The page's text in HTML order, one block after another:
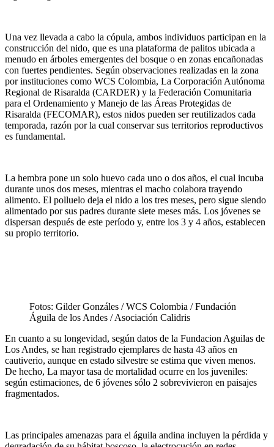
Una vez llevada a cabo la cópula, ambos individuos participan en la
construcción del nido, que es una plataforma de palitos ubicada a
menudo en árboles emergentes del bosque o en zonas encañonadas
con fuertes pendientes. Según observaciones realizadas en la zona
por instituciones como WCS Colombia, La Corporación Autónoma
Regional de Risaralda (CARDER) y la Federación Comunitaria
para el Ordenamiento y Manejo de las Áreas Protegidas de
Risaralda (FECOMAR), estos nidos pueden ser reutilizados cada
temporada, razón por la cual conservar sus territorios reproductivos
es fundamental.
La hembra pone un solo huevo cada uno o dos años, el cual incuba
durante unos dos meses, mientras el macho colabora trayendo
alimento. El polluelo deja el nido a los tres meses, pero sigue siendo
alimentado por sus padres durante siete meses más. Los jóvenes se
dispersan después de este período y, entre los 3 y 4 años, establecen
su propio territorio.
Fotos: Gilder Gonzáles / WCS Colombia / Fundación
Águila de los Andes / Asociación Calidris
En cuanto a su longevidad, según datos de la Fundacion Aguilas de
Los Andes, se han registrado ejemplares de hasta 43 años en
cautiverio, aunque en estado silvestre se estima que viven menos.
De hecho, La mayor tasa de mortalidad ocurre en los juveniles:
según estimaciones, de 6 jóvenes sólo 2 sobrevivieron en paisajes
fragmentados.
Las principales amenazas para el águila andina incluyen la pérdida y